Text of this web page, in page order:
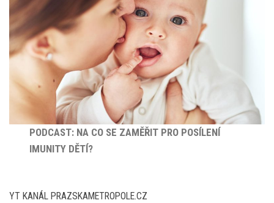
PODCAST: NA CO SE ZAMĚŘIT PRO POSÍLENÍ
IMUNITY DĚTÍ?
YT KANÁL PRAZSKAMETROPOLE.CZ